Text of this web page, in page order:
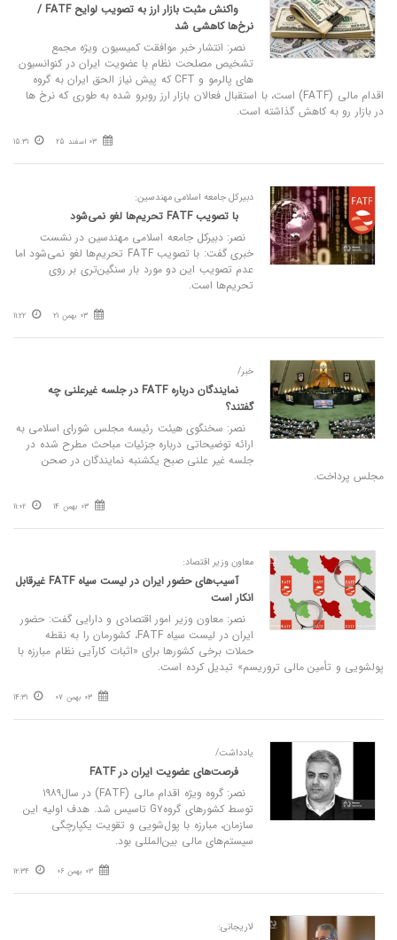
واکنش مثبت بازار ارز به تصویب لوایح FATF /
نرخ‌ها کاهشی شد
نصر: انتشار خبر موافقت کمیسیون ویژه مجمع
تشخیص مصلحت نظام با عضویت ایران در کنوانسیون
های پالرمو و CFT که پیش نیاز الحق ایران به گروه
اقدام مالی (FATF) است، با استقبال فعالان بازار ارز روبرو شده به طوری که نرخ ها
در بازار رو به کاهش گذاشته است.
03 اسفند 25 15:31
دبیرکل جامعه اسلامی مهندسین:
با تصویب FATF تحریم‌ها لغو نمی‌شود
نصر: دبیرکل جامعه اسلامی مهندسین در نشست
خبری گفت: با تصویب FATF تحریم‌ها لغو نمی‌شود اما
عدم تصویب این دو مورد بار سنگین‌تری بر روی
تحریم‌ها است.
03 بهمن 21 11:22
خبر/
نمایندگان درباره FATF در جلسه غیرعلنی چه
گفتند؟
نصر: سخنگوی هیئت رئیسه مجلس شورای اسلامی به
ارائه توضیحاتی درباره جزئیات مباحث مطرح شده در
جلسه غیر علنی صبح یکشنبه نمایندگان در صحن
مجلس پرداخت.
03 بهمن 14 11:02
معاون وزیر اقتصاد:
آسیب‌های حضور ایران در لیست سیاه FATF غیرقابل
انکار است
نصر: معاون وزیر امور اقتصادی و دارایی گفت: حضور
ایران در لیست سیاه FATF، کشورمان را به نقطه
حملات برخی کشورها برای «اثبات کارآیی نظام مبارزه با
پولشویی و تأمین مالی تروریسم» تبدیل کرده است.
03 بهمن 07 14:31
یادداشت/
فرصت‌‌‌های عضویت ایران در FATF
نصر: گروه ویژه اقدام مالی (FATF) در سال‌‌‌۱۹۸۹
توسط کشورهای گروهG۷ تاسیس شد. هدف اولیه این
سازمان، مبارزه با پول‌شویی و تقویت یکپارچگی
سیستم‌های مالی بین‌المللی بود.
03 بهمن 06 12:34
لاریجانی: